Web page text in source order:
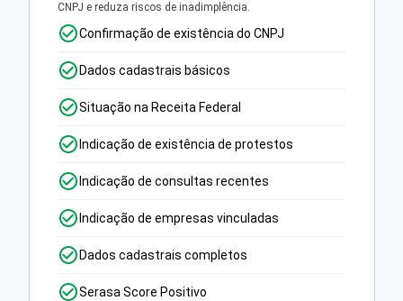
CNPJ e reduza riscos de inadimplência.
Confirmação de existência do CNPJ
Dados cadastrais básicos
Situação na Receita Federal
Indicação de existência de protestos
Indicação de consultas recentes
Indicação de empresas vinculadas
Dados cadastrais completos
Serasa Score Positivo